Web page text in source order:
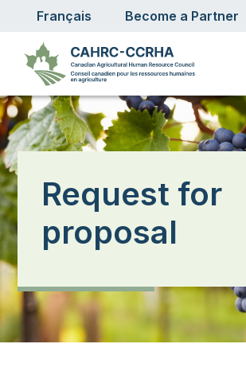
Skip to main content
Français User account menu
Become a Partner
Request for
proposal